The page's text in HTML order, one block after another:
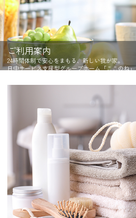
ご利用案内
24時間体制で安心をまもる、新しい我が家。
日中サービス支援型グループホーム「ここのね」